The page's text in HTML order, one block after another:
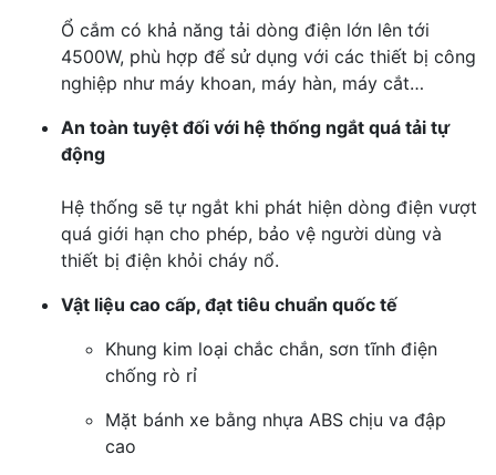
Ổ cắm có khả năng tải dòng điện lớn lên tới
4500W, phù hợp để sử dụng với các thiết bị công
nghiệp như máy khoan, máy hàn, máy cắt…
An toàn tuyệt đối với hệ thống ngắt quá tải tự
động
Hệ thống sẽ tự ngắt khi phát hiện dòng điện vượt
quá giới hạn cho phép, bảo vệ người dùng và
thiết bị điện khỏi cháy nổ.
Vật liệu cao cấp, đạt tiêu chuẩn quốc tế
Khung kim loại chắc chắn, sơn tĩnh điện
chống rò rỉ
Mặt bánh xe bằng nhựa ABS chịu va đập
cao